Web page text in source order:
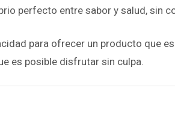
perfecto entre sabor y salud, sin
para ofrecer un producto que
es posible disfrutar sin culpa.